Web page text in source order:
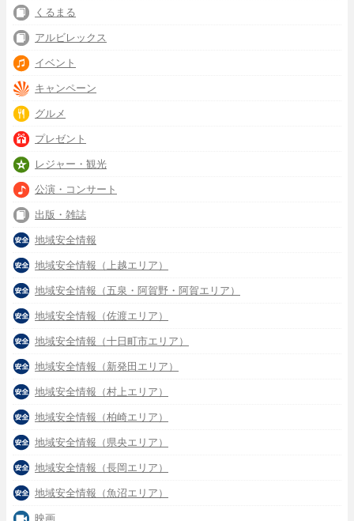
くるまる
アルビレックス
イベント
キャンペーン
グルメ
プレゼント
レジャー・観光
公演・コンサート
出版・雑誌
地域安全情報
地域安全情報（上越エリア）
地域安全情報（五泉・阿賀野・阿賀エリア）
地域安全情報（佐渡エリア）
地域安全情報（十日町市エリア）
地域安全情報（新発田エリア）
地域安全情報（村上エリア）
地域安全情報（柏崎エリア）
地域安全情報（県央エリア）
地域安全情報（長岡エリア）
地域安全情報（魚沼エリア）
映画